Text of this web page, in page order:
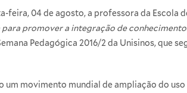
feira, 04 de agosto, a professora da Escola
para promover a integração de
Pedagógica 2016/2 da Unisinos, que
um movimento mundial de ampliação do